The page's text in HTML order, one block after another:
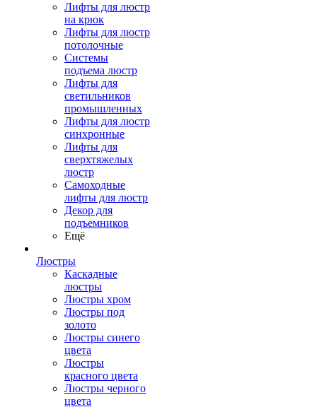
Лифты для люстр
на крюк
Лифты для люстр
потолочные
Системы
подъема люстр
Лифты для
светильников
промышленных
Лифты для люстр
синхронные
Лифты для
сверхтяжелых
люстр
Самоходные
лифты для люстр
Декор для
подъемников
Ещё
Люстры
Каскадные
люстры
Люстры хром
Люстры под
золото
Люстры синего
цвета
Люстры
красного цвета
Люстры черного
цвета